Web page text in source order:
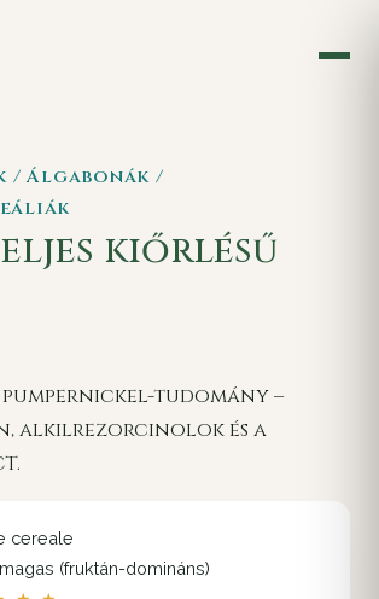
/ Álgabonák /
kiőrlésű
tudomány –
alkilrezorcinolok és a
cereale
(fruktán-domináns)